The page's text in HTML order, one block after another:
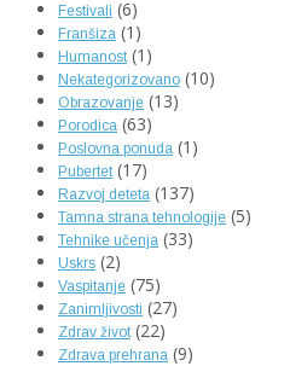
Festivali (6)
Franšiza (1)
Humanost(1)
Nekategorizovano (10)
Obrazovanje (13)
Porodica (63)
Poslovna ponuda (1)
Pubertet(17)
Razvoj deteta (137)
Tamna strana tehnologije (5)
Tehnike učenja (33)
Uskrs (2)
Vaspitanje (75)
Zanimljivosti (27)
Zdrav život(22)
Zdrava prehrana (9)